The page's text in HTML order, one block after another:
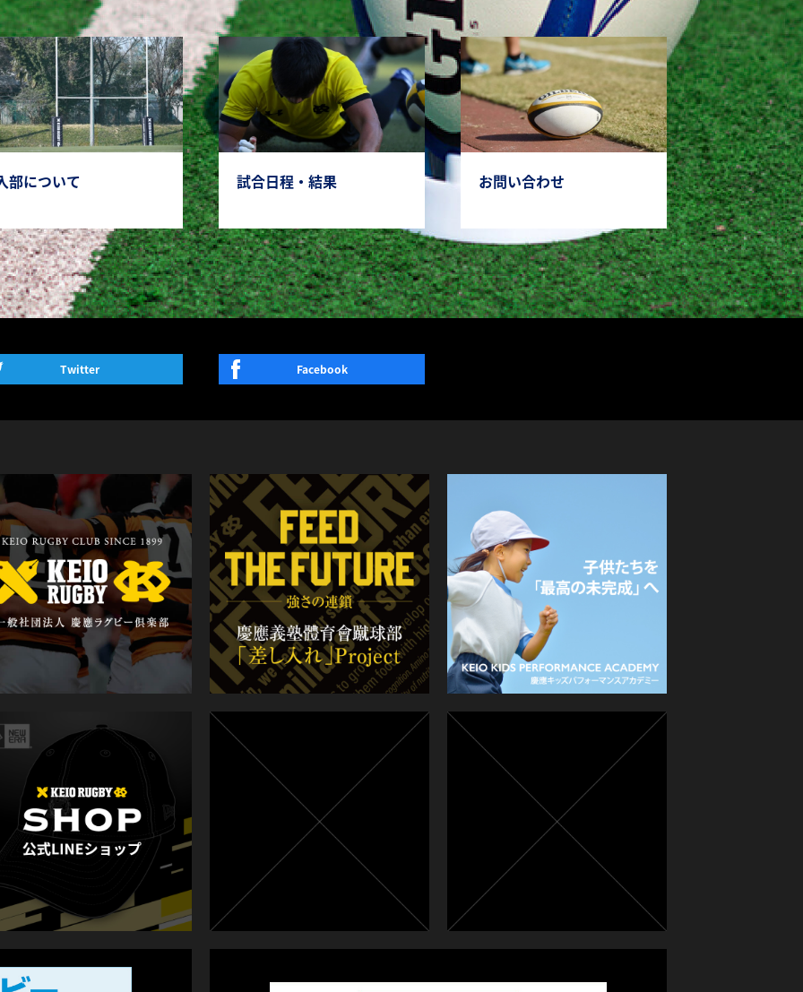
部について 試合日程・結果 お問い合わせ
Twitter Facebook